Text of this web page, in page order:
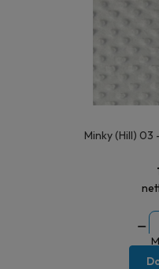
Minky (Hill) 03